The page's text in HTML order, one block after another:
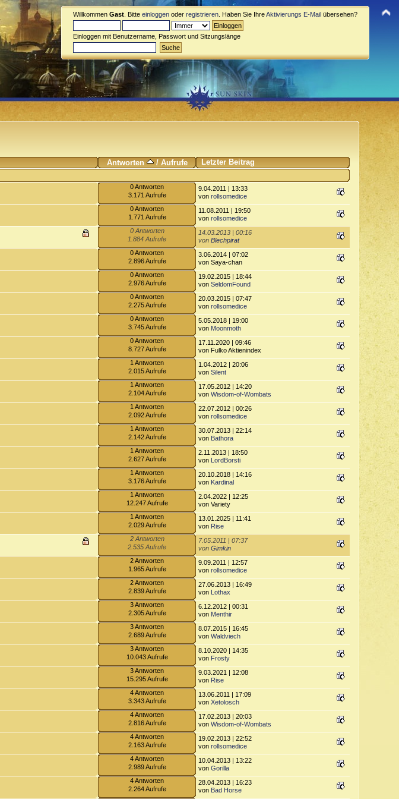
Willkommen Gast . Bitte einloggen oder registrieren . Haben Sie IhreAktivierungs E-Mail übersehen?
Einloggen mit Benutzername, Passwort und Sitzungslänge
Antworten / Aufrufe Letzter Beitrag
0 Antworten
3.171 Aufrufe
9.04.2011 | 13:33
vonrollsomedice
0 Antworten
1.771 Aufrufe
11.08.2011 | 19:50
vonrollsomedice
0 Antworten
1.884 Aufrufe
14.03.2013 | 00:16
vonBlechpirat
0 Antworten
2.896 Aufrufe
3.06.2014 | 07:02
von Saya-chan
0 Antworten
2.976 Aufrufe
19.02.2015 | 18:44
vonSeldomFound
0 Antworten
2.275 Aufrufe
20.03.2015 | 07:47
vonrollsomedice
0 Antworten
3.745 Aufrufe
5.05.2018 | 19:00
von Moonmoth
0 Antworten
8.727 Aufrufe
17.11.2020 | 09:46
von Fulko Aktienindex
1 Antworten
2.015 Aufrufe
1.04.2012 | 20:06
vonSilent
1 Antworten
2.104 Aufrufe
17.05.2012 | 14:20
vonWisdom-of-Wombats
1 Antworten
2.092 Aufrufe
22.07.2012 | 00:26
vonrollsomedice
1 Antworten
2.142 Aufrufe
30.07.2013 | 22:14
von Bathora
1 Antworten
2.627 Aufrufe
2.11.2013 | 18:50
von LordBorsti
1 Antworten
3.176 Aufrufe
20.10.2018 | 14:16
von Kardinal
1 Antworten
12.247 Aufrufe
2.04.2022 | 12:25
von Variety
1 Antworten
2.029 Aufrufe
13.01.2025 | 11:41
von Rise
2 Antworten
2.535 Aufrufe
7.05.2011 | 07:37
vonGimkin
2 Antworten
1.965 Aufrufe
9.09.2011 | 12:57
vonrollsomedice
2 Antworten
2.839 Aufrufe
27.06.2013 | 16:49
von Lothax
3 Antworten
2.305 Aufrufe
6.12.2012 | 00:31
von Menthir
3 Antworten
2.689 Aufrufe
8.07.2015 | 16:45
vonWaldviech
3 Antworten
10.043 Aufrufe
8.10.2020 | 14:35
von Frosty
3 Antworten
15.295 Aufrufe
9.03.2021 | 12:08
von Rise
4 Antworten
3.343 Aufrufe
13.06.2011 | 17:09
vonXetolosch
4 Antworten
2.816 Aufrufe
17.02.2013 | 20:03
vonWisdom-of-Wombats
4 Antworten
2.163 Aufrufe
19.02.2013 | 22:52
vonrollsomedice
4 Antworten
2.989 Aufrufe
10.04.2013 | 13:22
vonGorilla
4 Antworten
2.264 Aufrufe
28.04.2013 | 16:23
von Bad Horse